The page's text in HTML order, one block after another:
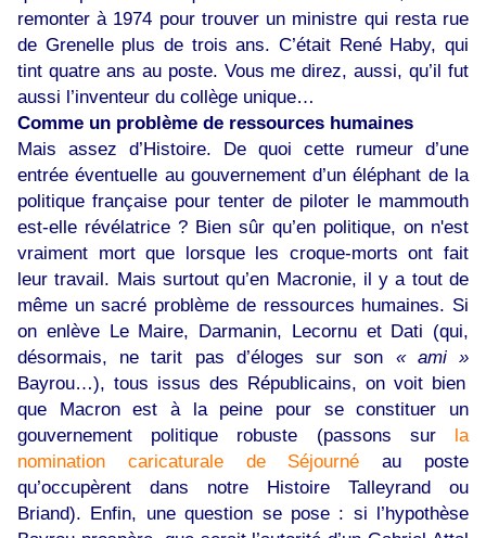
remonter à 1974 pour trouver un ministre qui resta rue
de Grenelle plus de trois ans. C’était René Haby, qui
tint quatre ans au poste. Vous me direz, aussi, qu’il fut
aussi l’inventeur du collège unique…
Comme un problème de ressources humaines
Mais assez d’Histoire. De quoi cette rumeur d’une
entrée éventuelle au gouvernement d’un éléphant de la
politique française pour tenter de piloter le mammouth
est-elle révélatrice ? Bien sûr qu’en politique, on n'est
vraiment mort que lorsque les croque-morts ont fait
leur travail. Mais surtout qu’en Macronie, il y a tout de
même un sacré problème de ressources humaines. Si
on enlève Le Maire, Darmanin, Lecornu et Dati (qui,
désormais, ne tarit pas d’éloges sur son « ami »
Bayrou…), tous issus des Républicains, on voit bien
que Macron est à la peine pour se constituer un
gouvernement politique robuste (passons sur la
nomination caricaturale de Séjourné au poste
qu’occupèrent dans notre Histoire Talleyrand ou
Briand). Enfin, une question se pose : si l’hypothèse